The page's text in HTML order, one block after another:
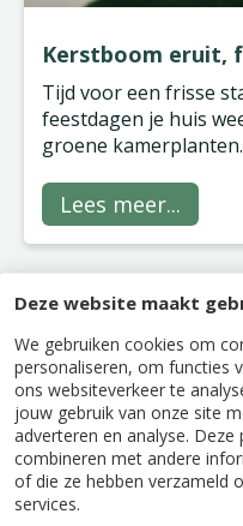
Deze website maakt
We gebruiken cookies om
personaliseren, om functies
ons websiteverkeer te
jouw gebruik van onze site
adverteren en analyse.
combineren met andere
of die ze hebben verzameld
services.
Kerstboom eruit,
Tijd voor een frisse
feestdagen je huis
groene kamerplanten.
Lees meer...